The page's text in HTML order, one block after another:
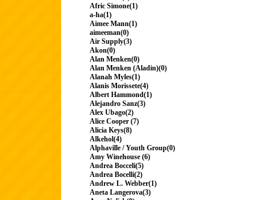
Afric Simone(1)
a-ha(1)
Aimee Mann(1)
aimeeman(0)
Air Supply(3)
Akon(0)
Alan Menken(0)
Alan Menken (Aladin)(0)
Alanah Myles(1)
Alanis Morissete(4)
Albert Hammond(1)
Alejandro Sanz(3)
Alex Ubago(2)
Alice Cooper (7)
Alicia Keys(8)
Alkehol(4)
Alphaville / Youth Group(0)
Amy Winehouse (6)
Andrea Bocceli(5)
Andrea Bocelli(2)
Andrew L. Webber(1)
Aneta Langerova(3)